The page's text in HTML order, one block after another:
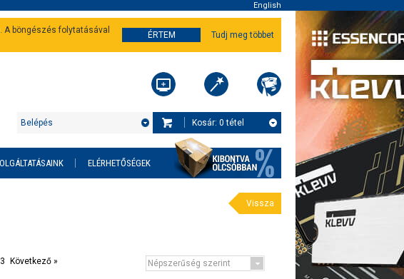
English
A böngészés folytatásával
ÉRTEM Tudj meg többet
Kosár: 0 tétel
Belépés
ELÉRHETŐSÉGEK
Vissza
3 Következő »